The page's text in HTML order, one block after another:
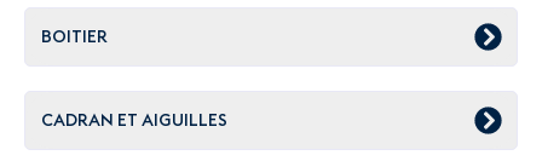
BOITIER
CADRAN ET AIGUILLES